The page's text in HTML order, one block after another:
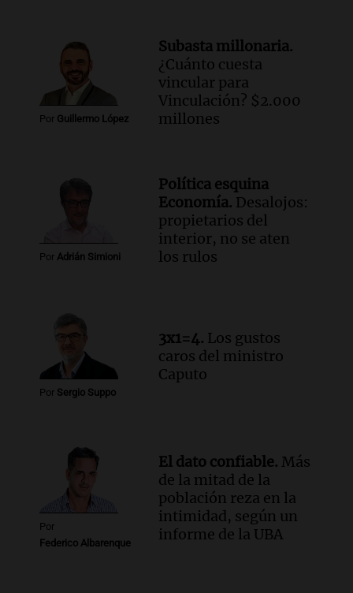
Una mañana para todos
Episodios
Audio.El abuelo de Agostina Vega, tras
las nuevas detenciones: "En esa casa
todos tenían algo que ver"
Audio.
Una nutricionista derribó el mito
del desayuno ideal: qué alimentos
conviene priorizar
Una mañana para todos
Episodios
Audio.
Mateo, a los 25 años, lucha
contra el tiempo: necesita un trasplante
Audio.
Estiman que la inflación nacional
de julio será menor al 2,9% registrado
en CABA
Una mañana para todos
Episodios
Por Guillermo López
Subasta millonaria.
¿Cuánto cuesta
vincular para
Vinculación? $2.000
millones
Por Adrián Simioni
Política esquina
Economía. Desalojos:
propietarios del
interior, no se aten
los rulos
Por Sergio Suppo
3x1=4. Los gustos
caros del ministro
Caputo
Por
Federico Albarenque
El dato confiable. Más
de la mitad de la
población reza en la
intimidad, según un
informe de la UBA